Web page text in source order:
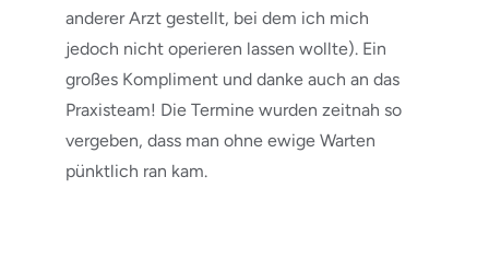
anderer Arzt gestellt, bei dem ich mich
jedoch nicht operieren lassen wollte). Ein
großes Kompliment und danke auch an das
Praxisteam! Die Termine wurden zeitnah so
vergeben, dass man ohne ewige Warten
pünktlich ran kam.